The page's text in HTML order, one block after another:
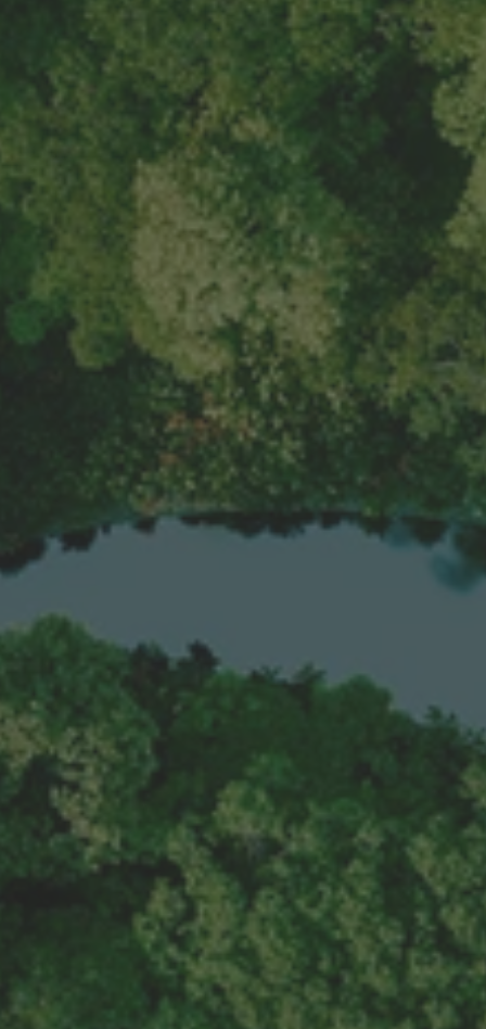
A TUTTI I RESORTS E RETREATS